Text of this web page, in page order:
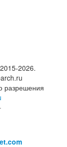
2026.
разрешения
·